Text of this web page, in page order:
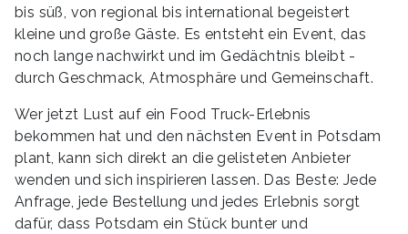
bis süß, von regional bis international begeistert
kleine und große Gäste. Es entsteht ein Event, das
noch lange nachwirkt und im Gedächtnis bleibt -
durch Geschmack, Atmosphäre und Gemeinschaft.
Wer jetzt Lust auf ein Food Truck-Erlebnis
bekommen hat und den nächsten Event in Potsdam
plant, kann sich direkt an die gelisteten Anbieter
wenden und sich inspirieren lassen. Das Beste: Jede
Anfrage, jede Bestellung und jedes Erlebnis sorgt
dafür, dass Potsdam ein Stück bunter und